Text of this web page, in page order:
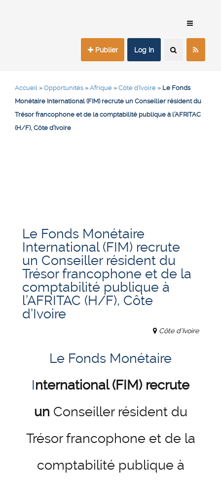
Publier Log In
Accueil » Opportunités » Afrique » Côte d’Ivoire » Le Fonds
Monétaire International (FIM) recrute un Conseiller résident du
Trésor francophone et de la comptabilité publique à l’AFRITAC
(H/F), Côte d’Ivoire
Le Fonds Monétaire
International (FIM) recrute
un Conseiller résident du
Trésor francophone et de la
comptabilité publique à
l’AFRITAC (H/F), Côte
d’Ivoire
Côte d’Ivoire
Le Fonds Monétaire
International (FIM) recrute
un Conseiller résident du
Trésor francophone et de la
comptabilité publique à